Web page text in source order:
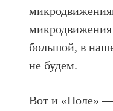
большой, в
не будем.
Вот и «Поле» —